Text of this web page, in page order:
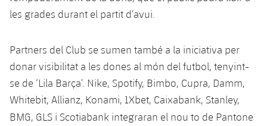
Història
Palmarès
Classificació
Juvenil
Infantil
Aleví
Notícies
Atletisme
Actualitat
Masculí
Femení
Bàsquet en cadira de rodes
Actualitat
Jugadors
Hockey gel
plusicon
Actualitat
Hoquei herba
les grades durant el partit d’avui.
Partners del Club se sumen també a la iniciativa per
donar visibilitat a les dones al món del futbol, tenyint-
se de ‘Lila Barça’. Nike, Spotify, Bimbo, Cupra, Damm,
Whitebit, Allianz, Konami, 1Xbet, Caixabank, Stanley,
BMG, GLS i Scotiabank integraran el nou to de Pantone